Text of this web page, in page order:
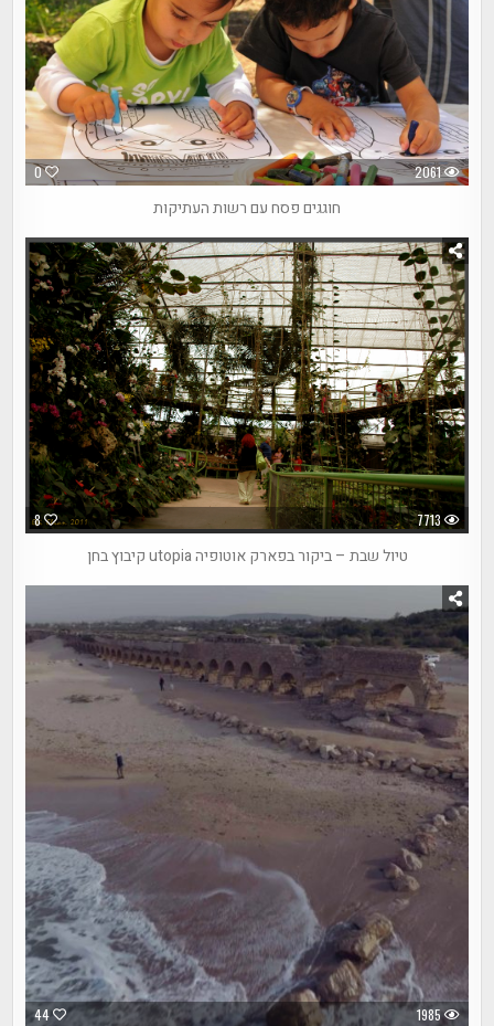
0 2061
חוגגים פסח עם רשות העתיקות
8 7713
טיול שבת – ביקור בפארק אוטופיה utopia קיבוץ בחן
44 1985